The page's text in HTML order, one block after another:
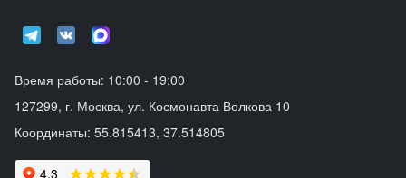
Время работы: 10:00 - 19:00
127299, г. Москва, ул. Космонавта Волкова 10
Координаты: 55.815413, 37.514805